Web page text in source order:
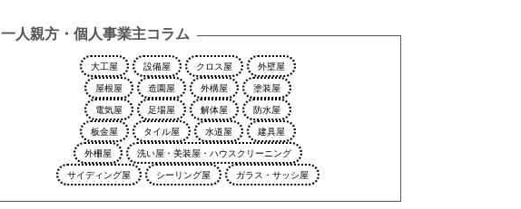
一人親方・個人事業主コラム
大工屋 設備屋 クロス屋
外壁屋
屋根屋
造園屋 外構屋
塗装屋
電気屋
足場屋 解体屋
防水屋
板金屋
タイル屋 水道屋
建具屋
外柵屋
洗い屋・美装屋・ハウスクリーニング
サイディング屋
シーリング屋 ガラス・サッシ屋